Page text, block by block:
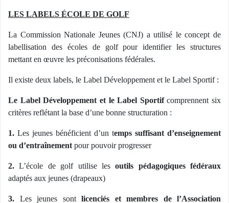
LES LABELS ÉCOLE DE GOLF
La Commission Nationale Jeunes (CNJ) a utilisé le concept de
labellisation des écoles de golf pour identifier les structures
mettant en œuvre les préconisations fédérales.
Il existe deux labels, le Label Développement et le Label Sportif :
Le Label Développement et le Label Sportifcomprennent six
critères reflétant la base d’une bonne structuration :
1. Les jeunes bénéficient d’un temps suffisant d’enseignement
ou d’entraînement pour pouvoir progresser
2. L’école de golf utilise lesoutils pédagogiques fédéraux
adaptés aux jeunes (drapeaux)
3. Les jeunes sont licenciés et membres de l’Association